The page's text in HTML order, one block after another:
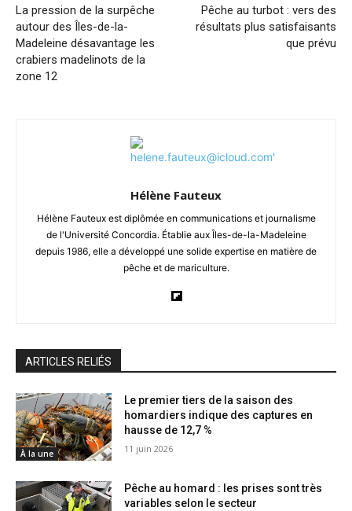
La pression de la surpêche
autour des Îles-de-la-
Madeleine désavantage les
crabiers madelinots de la
zone 12
Pêche au turbot : vers des
résultats plus satisfaisants
que prévu
Hélène Fauteux
Hélène Fauteux est diplômée en communications et journalisme
de l'Université Concordia. Établie aux Îles-de-la-Madeleine
depuis 1986, elle a développé une solide expertise en matière de
pêche et de mariculture.
ARTICLES RELIÉS
À la une
Le premier tiers de la saison des
homardiers indique des captures en
hausse de 12,7 %
11 juin 2026
Pêche au homard : les prises sont très
variables selon le secteur